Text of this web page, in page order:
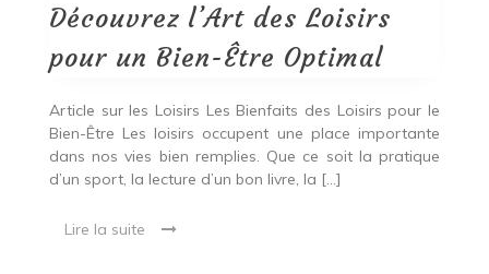
Bien-
Être
Optimal
Découvrez l’Art des Loisirs
pour un Bien-Être Optimal
Article sur les Loisirs Les Bienfaits des Loisirs pour le
Bien-Être Les loisirs occupent une place importante
dans nos vies bien remplies. Que ce soit la pratique
d’un sport, la lecture d’un bon livre, la […]
Lire la suite